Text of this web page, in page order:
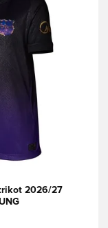
2026/27